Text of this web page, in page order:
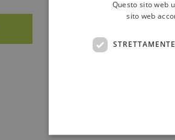
Questo sito web
sito web